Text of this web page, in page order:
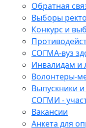
Обратная
Выборы
Конкурс и
СОГМА-вуз
Инвалидам и
Волонтеры-
Выпускники
СОГМИ -
Вакансии
Анкета для